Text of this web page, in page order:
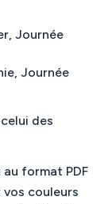
Journée
Journée
des
format PDF
couleurs